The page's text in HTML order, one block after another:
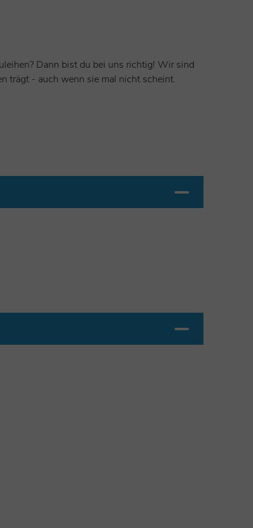
Dann bist du bei uns richtig! Wir sind
trägt - auch wenn sie mal nicht scheint.